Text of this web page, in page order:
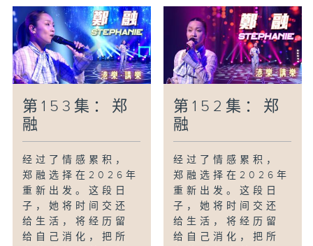
第153集：郑
融
经过了情感累积，
郑融选择在2026年
重新出发。这段日
子，她将时间交还
给生活，将经历留
给自己消化，把所
第152集：郑
融
经过了情感累积，
郑融选择在2026年
重新出发。这段日
子，她将时间交还
给生活，将经历留
给自己消化，把所